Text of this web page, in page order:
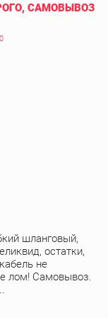
САМОВЫВОЗ
0
шланговый,
остатки,
не
лом! Самовывоз.